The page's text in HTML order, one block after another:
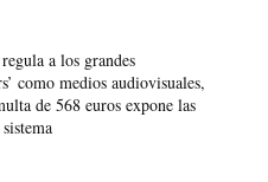
a los grandes
como medios audiovisuales,
de 568 euros expone las